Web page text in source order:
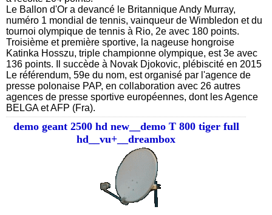
Le Ballon d'Or a devancé le Britannique Andy Murray,
numéro 1 mondial de tennis, vainqueur de Wimbledon et du
tournoi olympique de tennis à Rio, 2e avec 180 points.
Troisième et première sportive, la nageuse hongroise
Katinka Hosszu, triple championne olympique, est 3e avec
136 points. Il succède à Novak Djokovic, plébiscité en 2015
Le référendum, 59e du nom, est organisé par l'agence de
presse polonaise PAP, en collaboration avec 26 autres
agences de presse sportive européennes, dont les Agence
BELGA et AFP (Fra).
demo geant 2500 hd new__demo T 800 tiger full
hd__vu+__dreambox